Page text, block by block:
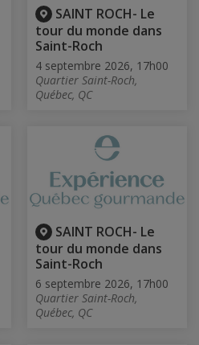
SAINT ROCH- Le
tour du monde dans
Saint-Roch
4 septembre 2026, 17h00
Quartier Saint-Roch,
Québec, QC
SAINT ROCH- Le
tour du monde dans
Saint-Roch
6 septembre 2026, 17h00
Quartier Saint-Roch,
Québec, QC